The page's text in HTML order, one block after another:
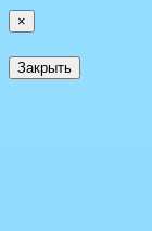
×
Закрыть